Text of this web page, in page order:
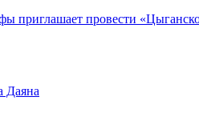
приглашает провести
Даяна